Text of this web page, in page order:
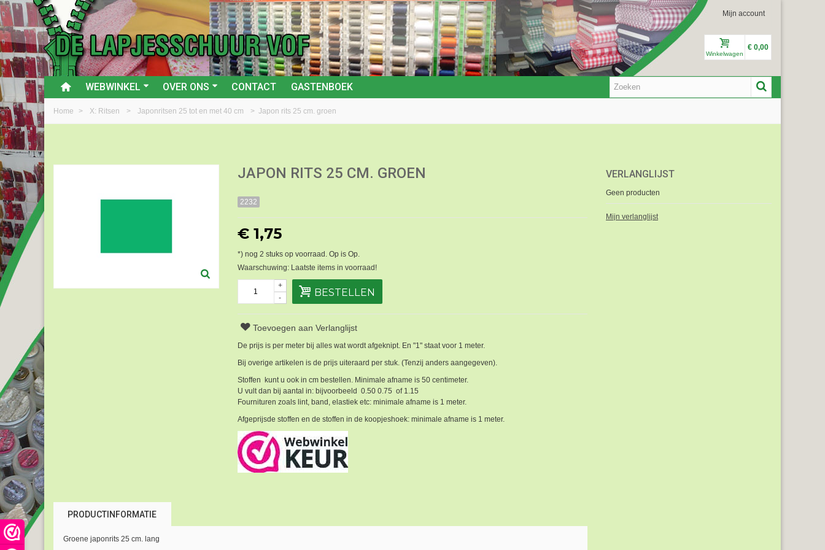
Mijn account
Winkelwagen
€ 0,00
WEBWINKEL OVER ONS CONTACT GASTENBOEK
Home > X: Ritsen > Japonritsen 25 tot en met 40 cm > Japon rits 25 cm. groen
JAPON RITS 25 CM. GROEN
2232
€ 1,75
*) nog 2 stuks op voorraad. Op is Op.
Waarschuwing: Laatste items in voorraad!
-
+
BESTELLEN
Toevoegen aan Verlanglijst
De prijs is per meter bij alles wat wordt afgeknipt. En "1" staat voor 1 meter.
Bij overige artikelen is de prijs uiteraard per stuk. (Tenzij anders aangegeven).
Stoffen kunt u ook in cm bestellen. Minimale afname is 50 centimeter.
U vult dan bij aantal in: bijvoorbeeld 0.50 0.75 of 1.15
Fournituren zoals lint, band, elastiek etc: minimale afname is 1 meter.
Afgeprijsde stoffen en de stoffen in de koopjeshoek: minimale afname is 1 meter.
PRODUCTINFORMATIE
Groene japonrits 25 cm. lang
VERLANGLIJST
Geen producten
Mijn verlanglijst